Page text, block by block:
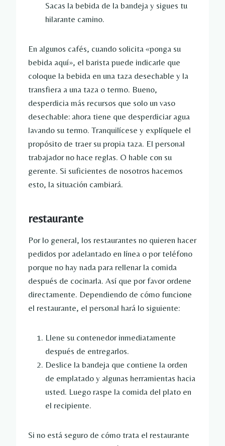
Sacas la bebida de la bandeja y sigues tu
hilarante camino.
En algunos cafés, cuando solicita «ponga su
bebida aquí», el barista puede indicarle que
coloque la bebida en una taza desechable y la
transfiera a una taza o termo. Bueno,
desperdicia más recursos que solo un vaso
desechable: ahora tiene que desperdiciar agua
lavando su termo. Tranquilícese y explíquele el
propósito de traer su propia taza. El personal
trabajador no hace reglas. O hable con su
gerente. Si suficientes de nosotros hacemos
esto, la situación cambiará.
restaurante
Por lo general, los restaurantes no quieren hacer
pedidos por adelantado en línea o por teléfono
porque no hay nada para rellenar la comida
después de cocinarla. Así que por favor ordene
directamente. Dependiendo de cómo funcione
el restaurante, el personal hará lo siguiente:
Llene su contenedor inmediatamente
después de entregarlos.
Deslice la bandeja que contiene la orden
de emplatado y algunas herramientas hacia
usted. Luego raspe la comida del plato en
el recipiente.
Si no está seguro de cómo trata el restaurante